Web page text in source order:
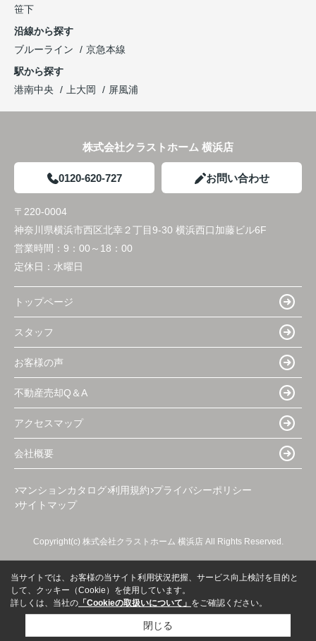
笹下
沿線から探す
ブルーライン
京急本線
駅から探す
港南中央
上大岡 屏風浦
株式会社クラストホーム 横浜店
0120-620-727 お問い合わせ
〒220-0004
神奈川県横浜市西区北幸２丁目9-30 横浜西口加藤ビル6F
営業時間： 9：00～18：00
定休日： 水曜日
トップページ
スタッフ
お客様の声
不動産売却Q＆A
アクセスマップ
会社概要
マンションカタログ 利用規約 プライバシーポリシー
サイトマップ
Copyright(c) 株式会社クラストホーム 横浜店 All Rights Reserved.
当サイトでは、お客様の当サイト利用状況把握、サービス向上検討を目的と
して、クッキー（Cookie）を使用しています。
詳しくは、当社の 「Cookieの取扱いについて」 をご確認ください。
閉じる